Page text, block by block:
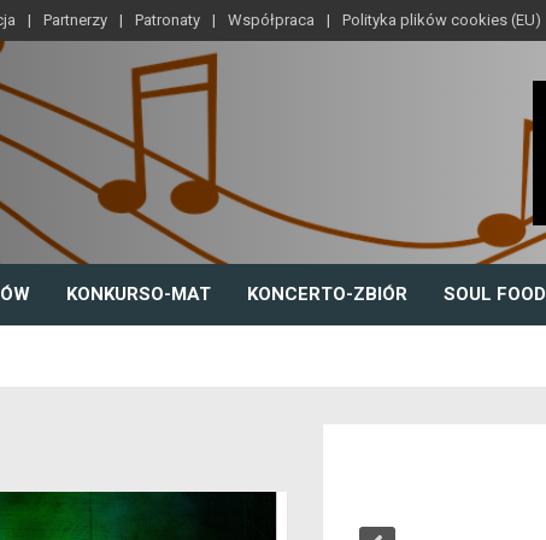
Partnerzy Patronaty Współpraca Polityka plików cookies (EU)
KONKURSO-MAT KONCERTO-ZBIÓR SOUL FOOD